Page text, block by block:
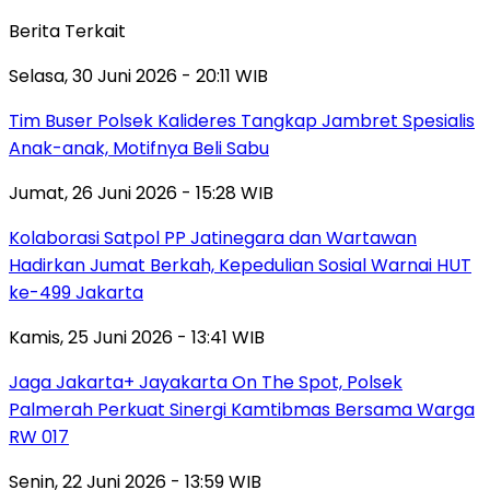
Berita Terkait
Selasa, 30 Juni 2026 - 20:11 WIB
Tim Buser Polsek Kalideres Tangkap Jambret Spesialis
Anak-anak, Motifnya Beli Sabu
Jumat, 26 Juni 2026 - 15:28 WIB
Kolaborasi Satpol PP Jatinegara dan Wartawan
Hadirkan Jumat Berkah, Kepedulian Sosial Warnai HUT
ke-499 Jakarta
Kamis, 25 Juni 2026 - 13:41 WIB
Jaga Jakarta+ Jayakarta On The Spot, Polsek
Palmerah Perkuat Sinergi Kamtibmas Bersama Warga
RW 017
Senin, 22 Juni 2026 - 13:59 WIB